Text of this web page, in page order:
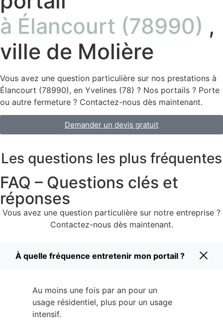
à Élancourt (78990) ,
ville de Molière
Vous avez une question particulière sur nos prestations à
Élancourt (78990), en Yvelines (78) ? Nos portails ? Porte
ou autre fermeture ? Contactez-nous dès maintenant.
Demander un devis gratuit
Les questions les plus fréquentes
FAQ – Questions clés et
réponses
Vous avez une question particulière sur notre entreprise ?
Contactez-nous dès maintenant.
À quelle fréquence entretenir mon portail ?
Au moins une fois par an pour un
usage résidentiel, plus pour un usage
intensif.